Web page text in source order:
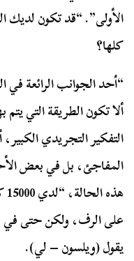
الأولى”. “قد تكون لديك
كلها؟
“أحد الجوانب الرائعة في
ألا تكون الطريقة التي
التفكير التجريدي
المفاجئ، بل في بعض
على الرف، ولكن حتى في
يقول (ويلسون – لي).